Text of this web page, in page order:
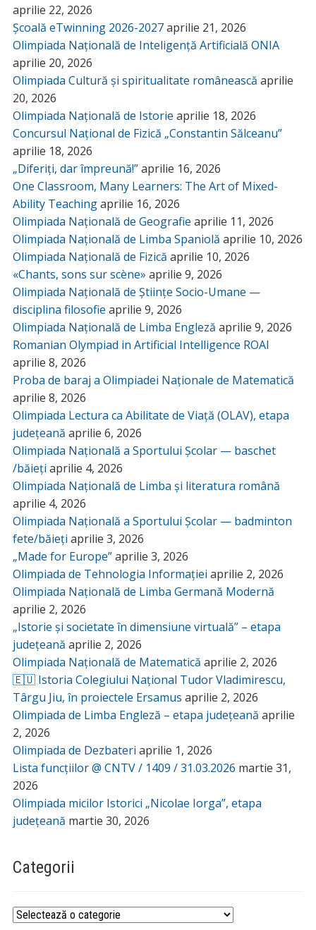
aprilie 22, 2026
Școală eTwinning 2026-2027aprilie 21, 2026
Olimpiada Națională de Inteligență Artificială ONIA
aprilie 20, 2026
Olimpiada Cultură și spiritualitate românească aprilie
20, 2026
Olimpiada Națională de Istorie aprilie 18, 2026
Concursul Național de Fizică „Constantin Sălceanu”
aprilie 18, 2026
„Diferiți, dar împreună!”aprilie 16, 2026
One Classroom, Many Learners: The Art of Mixed-
Ability Teachingaprilie 16, 2026
Olimpiada Națională de Geografie aprilie 11, 2026
Olimpiada Națională de Limba Spaniolă aprilie 10, 2026
Olimpiada Națională de Fizică aprilie 10, 2026
«Chants, sons sur scène» aprilie 9, 2026
Olimpiada Națională de Științe Socio-Umane —
disciplina filosofie aprilie 9, 2026
Olimpiada Națională de Limba Engleză aprilie 9, 2026
Romanian Olympiad in Artificial Intelligence ROAI
aprilie 8, 2026
Proba de baraj a Olimpiadei Naționale de Matematică
aprilie 8, 2026
Olimpiada Lectura ca Abilitate de Viață (OLAV), etapa
județeană aprilie 6, 2026
Olimpiada Națională a Sportului Școlar — baschet
/băieți aprilie 4, 2026
Olimpiada Națională de Limba și literatura română
aprilie 4, 2026
Olimpiada Națională a Sportului Școlar — badminton
fete/băieți aprilie 3, 2026
„Made for Europe”aprilie 3, 2026
Olimpiada de Tehnologia Informației aprilie 2, 2026
Olimpiada Națională de Limba Germană Modernă
aprilie 2, 2026
„Istorie și societate în dimensiune virtuală” – etapa
județeană aprilie 2, 2026
Olimpiada Națională de Matematică aprilie 2, 2026
🇪🇺 Istoria Colegiului Național Tudor Vladimirescu,
Târgu Jiu, în proiectele Ersamus aprilie 2, 2026
Olimpiada de Limba Engleză – etapa județeană aprilie
2, 2026
Olimpiada de Dezbateri aprilie 1, 2026
Lista funcțiilor @ CNTV / 1409 / 31.03.2026 martie 31,
2026
Olimpiada micilor Istorici „Nicolae Iorga”, etapa
județeană martie 30, 2026
Categorii
Categorii